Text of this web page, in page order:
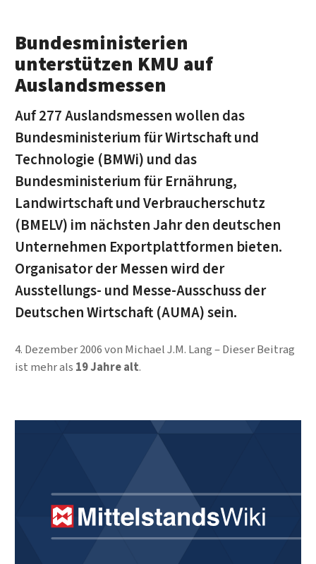
Bundesministerien
unterstützen KMU auf
Auslandsmessen
Auf 277 Auslandsmessen wollen das
Bundesministerium für Wirtschaft und
Technologie (BMWi) und das
Bundesministerium für Ernährung,
Landwirtschaft und Verbraucherschutz
(BMELV) im nächsten Jahr den deutschen
Unternehmen Exportplattformen bieten.
Organisator der Messen wird der
Ausstellungs- und Messe-Ausschuss der
Deutschen Wirtschaft (AUMA) sein.
4. Dezember 2006von Michael J.M. Lang
Dieser Beitrag
ist mehr als 19 Jahre alt.